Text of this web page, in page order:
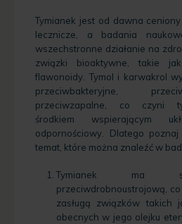
Tymianek jest od dawna
lecznicze, a badania
wszechstronne działanie na
związki bioaktywne, takie
flawonoidy. Tymol i karwakrol
przeciwbakteryjne,
przeciwzapalne, co czyni
środkiem wspierającym
odpornościowy. Dlatego
temat, które można znaleźć w
Tymianek ma
przeciwdrobnoustrojową,
zasługą związków takich
obecnych w jego olejku